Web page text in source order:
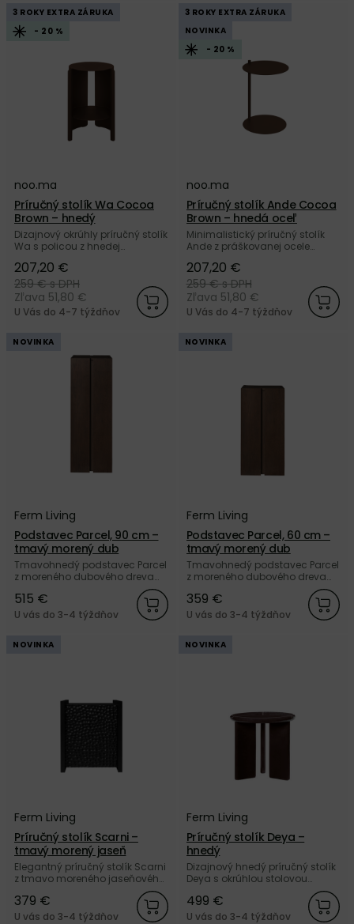
3 ROKY EXTRA ZÁRUKA
- 20 %
noo.ma
Príručný stolík Wa Cocoa
Brown – hnedý
Dizajnový okrúhly príručný stolík
Wa s policou z hnedej
noo.ma. Nakúpte u nás a
získajte 5 ročnú záruku.
207,20 €
259 €s DPH
Zľava 51,80 €
U Vás do 4-7 týždňov
3 ROKY EXTRA ZÁRUKA
NOVINKA
- 20 %
noo.ma
Príručný stolík Ande Cocoa
Brown – hnedá oceľ
Minimalistický príručný stolík
Ande z práškovanej ocele
noo.ma. Nakúpte u nás a
získajte 5 ročnú záruku.
207,20 €
259 €s DPH
Zľava 51,80 €
U Vás do 4-7 týždňov
NOVINKA
Ferm Living
Podstavec Parcel, 90 cm –
tmavý morený dub
Tmavohnedý podstavec Parcel
z moreného dubového dreva
od dánskej značky Ferm Living.
515 €
U vás do 3-4 týždňov
NOVINKA
Ferm Living
Podstavec Parcel, 60 cm –
tmavý morený dub
Tmavohnedý podstavec Parcel
z moreného dubového dreva
od dánskej značky Ferm Living.
359 €
U vás do 3-4 týždňov
NOVINKA
Ferm Living
Príručný stolík Scarni –
tmavý morený jaseň
Elegantný príručný stolík Scarni
z tmavo moreného jaseňového
dreva, s využitím aj ako nočný
stolík od dánskej značky Ferm
Living.
379 €
U vás do 3-4 týždňov
NOVINKA
Ferm Living
Príručný stolík Deya –
hnedý
Dizajnový hnedý príručný stolík
Deya s okrúhlou stolovou
doskou, z betónu vystuženého
sklenými vláknami od dánskej
značky Ferm Living.
499 €
U vás do 3-4 týždňov